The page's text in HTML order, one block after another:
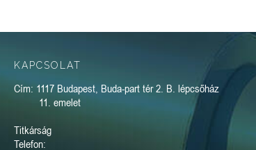
KAPCSOLAT
Cím: 1117 Budapest, Buda-part tér 2. B. lépcsőház
11. emelet
Titkárság
Telefon: